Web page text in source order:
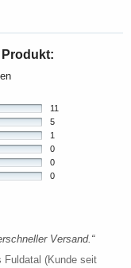
11
5
1
0
0
0
Versand.
Fuldatal (Kunde seit